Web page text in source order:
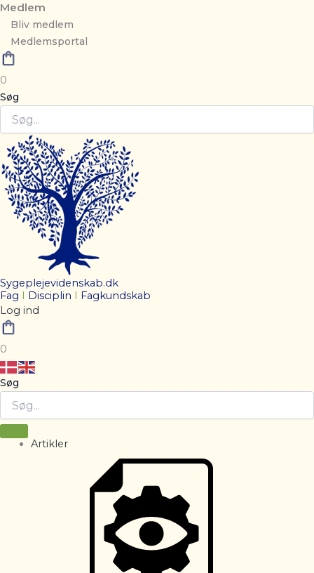
Medlem
Bliv medlem
Medlemsportal
0
Søg
Sygeplejevidenskab.dk
Fag
Disciplin
Fagkundskab
Log ind
0
Søg
Artikler